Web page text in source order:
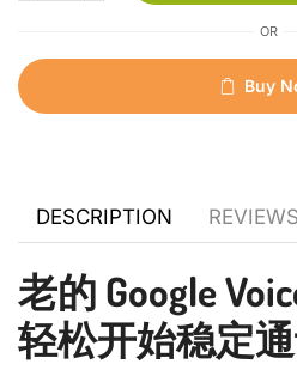
OR
Buy
DESCRIPTION
老的 Google
轻松开始稳定